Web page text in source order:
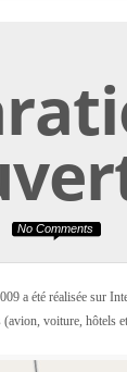
No Comments
a été réalisée sur
(avion, voiture, hôtels